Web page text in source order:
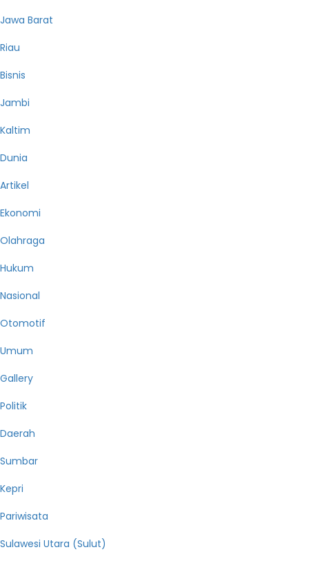
Jawa Barat
Riau
Bisnis
Jambi
Kaltim
Dunia
Artikel
Ekonomi
Olahraga
Hukum
Nasional
Otomotif
Umum
Gallery
Politik
Daerah
Sumbar
Kepri
Pariwisata
Sulawesi Utara (Sulut)